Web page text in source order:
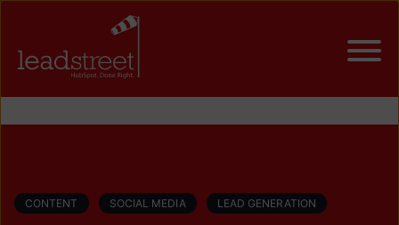
CONTENT SOCIAL MEDIA LEAD GENERATION